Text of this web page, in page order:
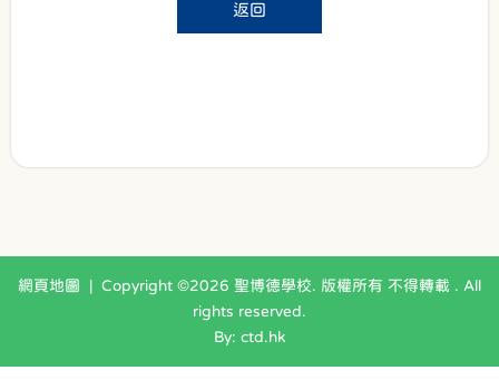
返回
網頁地圖 | Copyright ©2026 聖博德學校. 版權所有 不得轉載 . All
rights reserved.
By: ctd.hk